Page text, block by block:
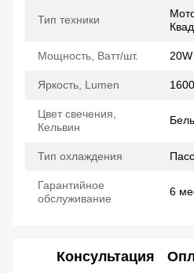
Тип техники
Мощность, Ватт/шт. 20W
Яркость, Lumen
Цвет свечения,
Кельвин
Тип охлаждения
Гарантийное
обслуживание
6
Консультация